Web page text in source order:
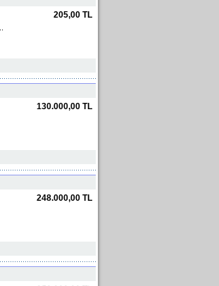
205,00 TL
130.000,00 TL
248.000,00 TL